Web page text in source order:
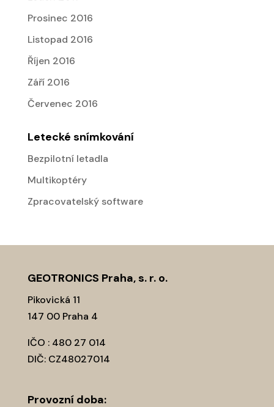
Prosinec 2016
Listopad 2016
Říjen 2016
Září 2016
Červenec 2016
Letecké snímkování
Bezpilotní letadla
Multikoptéry
Zpracovatelský software
GEOTRONICS Praha, s. r. o.
Pikovická 11
147 00 Praha 4
IČO : 480 27 014
DIČ: CZ48027014
Provozní­ doba: